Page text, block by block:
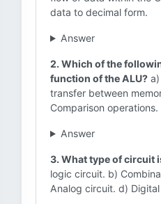
data to decimal form.
Answer
2. Which of the
function of the ALU?
transfer between
Comparison
Answer
3. What type of circuit
logic circuit. b)
Analog circuit. d)